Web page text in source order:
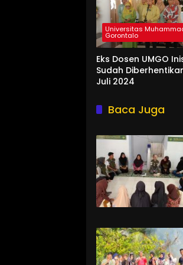
Universitas
Gorontalo
Eks Dosen UMGO
Sudah
Juli 2024
Baca Juga